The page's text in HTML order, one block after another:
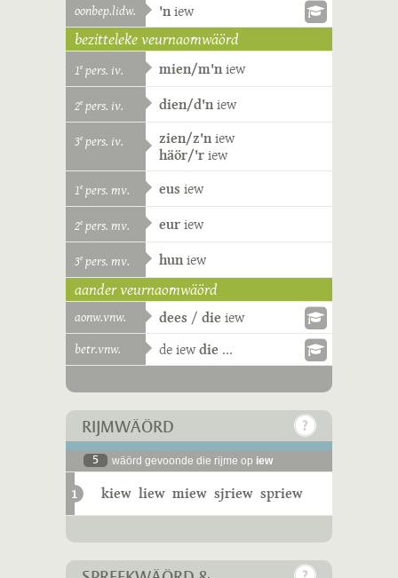
oonbep.lidw. 'niew
bezitteleke veurnaomwäörd
1e pers. iv. mien/m'niew
2e pers. iv. dien/d'niew
3e pers. iv. zien/z'niew
häör/'riew
1e pers. mv. eus iew
2e pers. mv. euriew
3e pers. mv. huniew
aander veurnaomwäörd
aonw.vnw. dees / die iew
betr.vnw. deiewdie ...
RIJMWÄÖRD
5 wäörd gevoonde die rijme op iew
1 kiew liew miew sjriew spriew